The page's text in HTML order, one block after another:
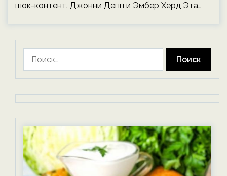
шок-контент. Джонни Депп и Эмбер Херд Эта…